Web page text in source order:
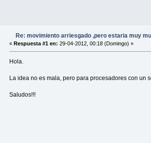
Re: movimiento arriesgado ,pero estaria muy
«Respuesta #1 en: 29-04-2012, 00:18 (Domingo) »
Hola.
La idea no es mala, pero para procesadores con
Saludos!!!